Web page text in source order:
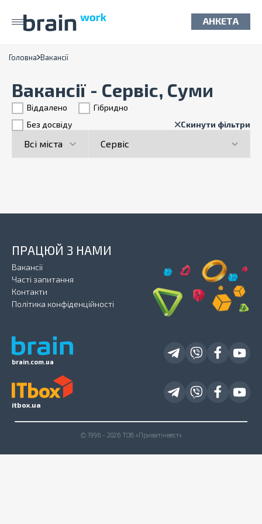
АНКЕТА
Головна Вакансії
Вакансії - Сервіс, Суми
Віддалено
Гiбридно
Без досвіду
Скинути фільтри
brain.com.ua
ПРАЦЮЙ З НАМИ
Вакансії
Часті запитання
Контакти
Політика конфіденційності
itbox.ua
© 1996 - 2026 ТОВ «Приватінвест»